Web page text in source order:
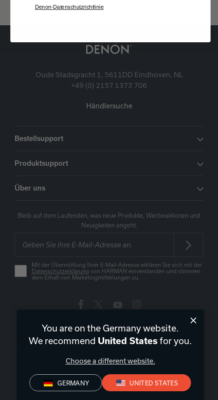
Oude Stadsgracht 1, 5611DD Eindhoven, NL
+49 (0) 2157 1373 706
Händlersuche
Bestellsupport
Produktsupport
Über uns
Bleib auf dem Laufenden, was neue Produkte, Werbeaktionen und
Neuigkeiten angeht.
Mit der Übermittlung Ihrer E-Mail-Adresse erklären Sie sich mit der
Datenschutzerklärung von HARMAN einverstanden und stimmen
dem Erhalt von Marketingmitteilungen zu.
Deutschland| DE
Datenschutz Konformitätserklärungen
Verkaufsbedingungen
You are on the Germany website.
We recommend United Statesfor you.
Choose a different website.
GERMANY UNITED STATES
Denon-Datenschutzrichtlinie